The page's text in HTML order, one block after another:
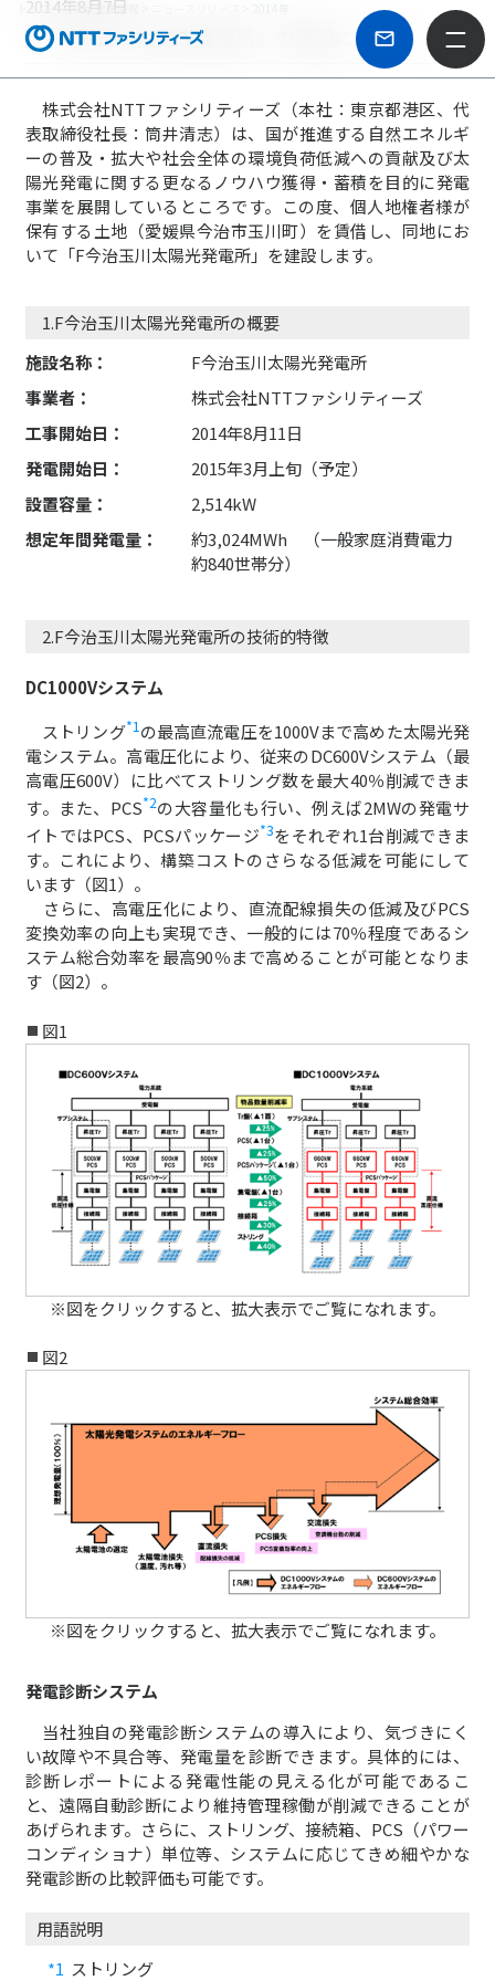
トップページ >企業情報
2014年8月7日
「F今治玉川太陽光発電所」の建設について
株式会社NTTファシリティーズ（本社：東京都港区、代
表取締役社長：筒井清志）は、国が推進する自然エネルギ
ーの普及・拡大や社会全体の環境負荷低減への貢献及び太
陽光発電に関する更なるノウハウ獲得・蓄積を目的に発電
事業を展開しているところです。この度、個人地権者様が
保有する土地（愛媛県今治市玉川町）を賃借し、同地にお
いて「F今治玉川太陽光発電所」を建設します。
1.F今治玉川太陽光発電所の概要
施設名称：
F今治玉川太陽光発電所
事業者：
株式会社NTTファシリティーズ
工事開始日：
2014年8月11日
発電開始日：
2015年3月上旬（予定）
設置容量：
2,514kW
想定年間発電量：
約3,024MWh （一般家庭消費電力
約840世帯分）
2.F今治玉川太陽光発電所の技術的特徴
DC1000Vシステム
ストリング*1の最高直流電圧を1000Vまで高めた太陽光発
電システム。高電圧化により、従来のDC600Vシステム（最
高電圧600V）に比べてストリング数を最大40％削減できま
す。また、PCS*2の大容量化も行い、例えば2MWの発電サ
イトではPCS、PCSパッケージ*3をそれぞれ1台削減できま
す。これにより、構築コストのさらなる低減を可能にして
います（図1）。
さらに、高電圧化により、直流配線損失の低減及びPCS
変換効率の向上も実現でき、一般的には70％程度であるシ
ステム総合効率を最高90％まで高めることが可能となりま
す（図2）。
図1
※図をクリックすると、拡大表示でご覧になれます。
図2
※図をクリックすると、拡大表示でご覧になれます。
発電診断システム
当社独自の発電診断システムの導入により、気づきにく
い故障や不具合等、発電量を診断できます。具体的には、
診断レポートによる発電性能の見える化が可能であるこ
と、遠隔自動診断により維持管理稼働が削減できることが
あげられます。さらに、ストリング、接続箱、PCS（パワー
コンディショナ）単位等、システムに応じてきめ細やかな
発電診断の比較評価も可能です。
用語説明
*1 ストリング